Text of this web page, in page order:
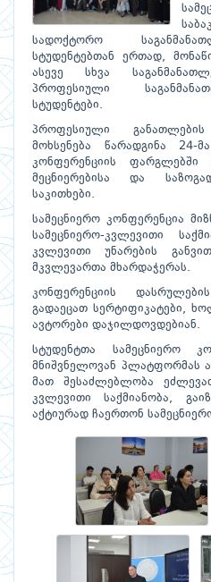
სადოქტორო
სტუდენტებთან ერთად,
ასევე სხვა
პროფესიული
სტუდენტები.
პროფესიული
მოხსენება წარადგინა 24-
კონფერენციის ფარგლებში
მეცნიერებისა და
საკითხები.
სამეცნიერო კონფერენცია
სამეცნიერო-კვლევითი
კვლევითი უნარების
მკვლევართა მხარდაჭერას.
კონფერენციის
გადაეცათ სერტიფიკატები,
ავტორები დაჯილდოვდებიან.
სტუდენტთა სამეცნიერო
მნიშვნელოვან პლატფორმას
მათ შესაძლებლობა
კვლევითი საქმიანობა,
აქტიურად ჩაერთონ